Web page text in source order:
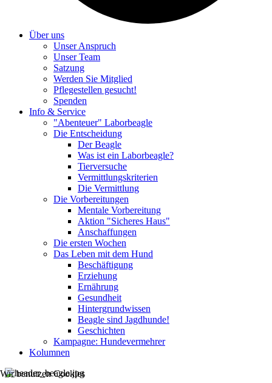
Über uns
Unser Anspruch
Unser Team
Satzung
Werden Sie Mitglied
Pflegestellen gesucht!
Spenden
Info & Service
"Abenteuer" Laborbeagle
Die Entscheidung
Der Beagle
Was ist ein Laborbeagle?
Tierversuche
Vermittlungskriterien
Die Vermittlung
Die Vorbereitungen
Mentale Vorbereitung
Aktion "Sicheres Haus"
Anschaffungen
Die ersten Wochen
Das Leben mit dem Hund
Beschäftigung
Erziehung
Ernährung
Gesundheit
Hintergrundwissen
Beagle sind Jagdhunde!
Geschichten
Kampagne: Hundevermehrer
Kolumnen
Wir benutzen Cookies